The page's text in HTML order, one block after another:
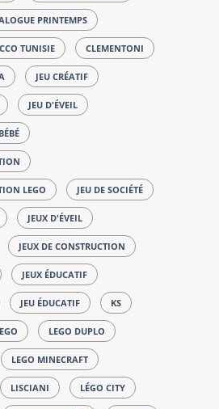
PRINTEMPS
TUNISIE CLEMENTONI
JEU CRÉATIF
JEU D'ÉVEIL
LEGO JEU DE SOCIÉTÉ
JEUX D'ÉVEIL
JEUX DE CONSTRUCTION
JEUX ÉDUCATIF
JEU ÉDUCATIF KS
LEGO DUPLO
LEGO MINECRAFT
LISCIANI LÉGO CITY